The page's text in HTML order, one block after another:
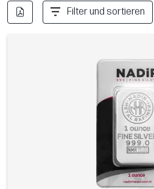
Filter und sortieren